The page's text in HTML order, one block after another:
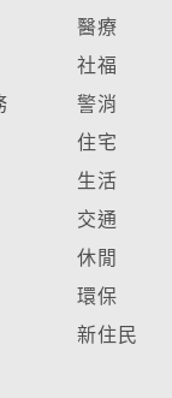
醫療
社福
警消
住宅
生活
交通
休閒
環保
新住民